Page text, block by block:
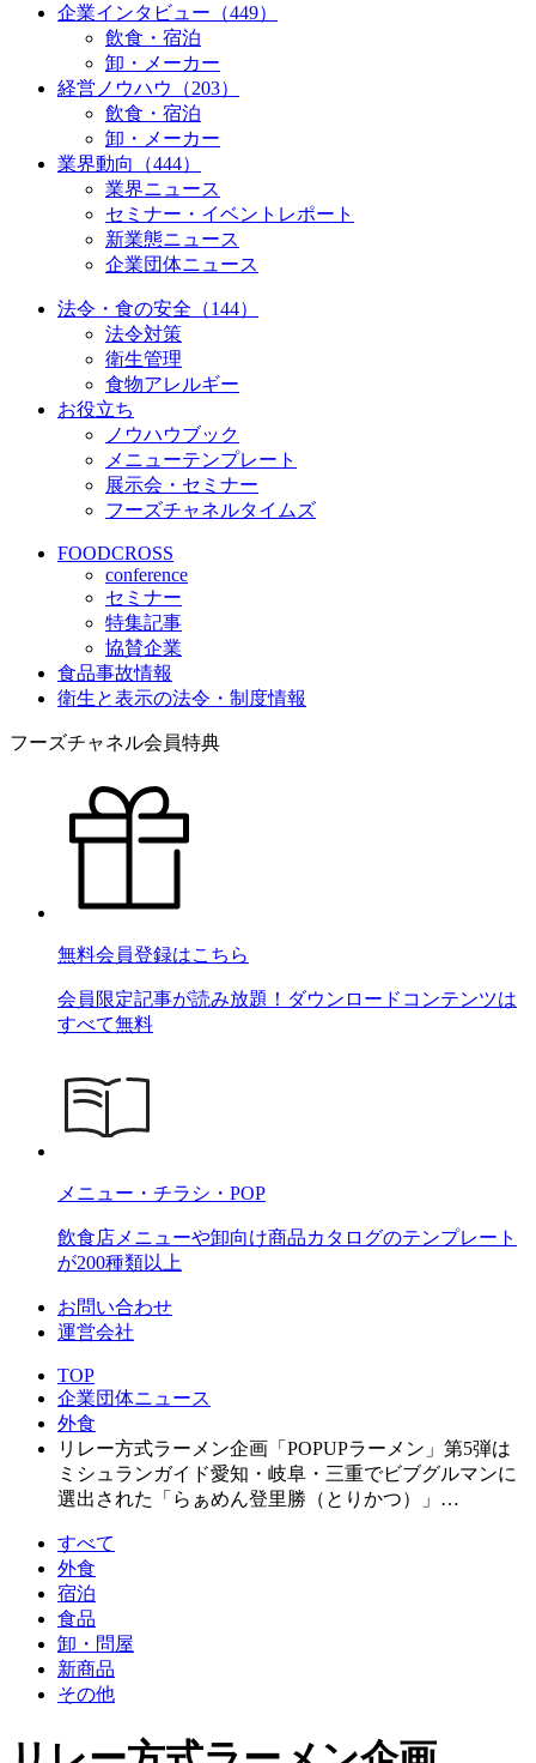
企業インタビュー（449）
飲食・宿泊
卸・メーカー
経営ノウハウ（203）
飲食・宿泊
卸・メーカー
業界動向（444）
業界ニュース
セミナー・イベントレポート
新業態ニュース
企業団体ニュース
法令・食の安全（144）
法令対策
衛生管理
食物アレルギー
お役立ち
ノウハウブック
メニューテンプレート
展示会・セミナー
フーズチャネルタイムズ
FOODCROSS
conference
セミナー
特集記事
協賛企業
食品事故情報
衛生と表示の法令・制度情報
フーズチャネル会員特典
無料会員登録はこちら
会員限定記事が読み放題！ダウンロードコンテンツは
すべて無料
メニュー・チラシ・POP
飲食店メニューや卸向け商品カタログのテンプレート
が200種類以上
お問い合わせ
運営会社
TOP
企業団体ニュース
外食
リレー方式ラーメン企画「POPUPラーメン」第5弾は
ミシュランガイド愛知・岐阜・三重でビブグルマンに
選出された「らぁめん登里勝（とりかつ）」…
すべて
外食
宿泊
食品
卸・問屋
新商品
その他